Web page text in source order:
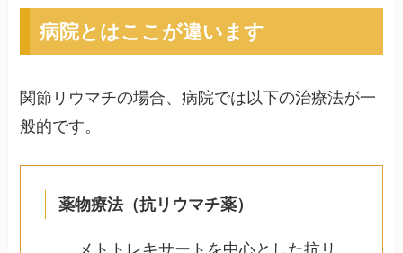
病院とはここが違います
関節リウマチの場合、病院では以下の治療法が一
般的です。
薬物療法（抗リウマチ薬）
メトトレキサートを中心とした抗リ